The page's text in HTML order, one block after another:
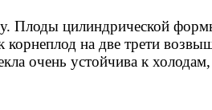
Плоды цилиндрической
на две трети
очень устойчива к